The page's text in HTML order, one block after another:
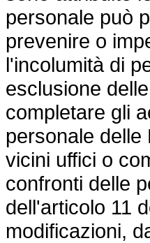
personale può
prevenire o
l'incolumità di
esclusione
completare gli
personale
vicini uffici o
confronti delle
dell'articolo 11
modificazioni,